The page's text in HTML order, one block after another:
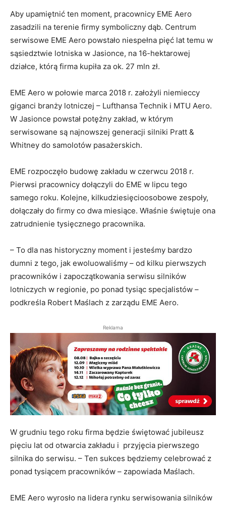
Aby upamiętnić ten moment, pracownicy EME Aero
zasadzili na terenie firmy symboliczny dąb. Centrum
serwisowe EME Aero powstało niespełna pięć lat temu w
sąsiedztwie lotniska w Jasionce, na 16-hektarowej
działce, którą firma kupiła za ok. 27 mln zł.
EME Aero w połowie marca 2018 r. założyli niemieccy
giganci branży lotniczej – Lufthansa Technik i MTU Aero.
W Jasionce powstał potężny zakład, w którym
serwisowane są najnowszej generacji silniki Pratt &
Whitney do samolotów pasażerskich.
EME rozpoczęło budowę zakładu w czerwcu 2018 r.
Pierwsi pracownicy dołączyli do EME w lipcu tego
samego roku. Kolejne, kilkudziesięcioosobowe zespoły,
dołączały do firmy co dwa miesiące. Właśnie świętuje ona
zatrudnienie tysięcznego pracownika.
– To dla nas historyczny moment i jesteśmy bardzo
dumni z tego, jak ewoluowaliśmy – od kilku pierwszych
pracowników i zapoczątkowania serwisu silników
lotniczych w regionie, po ponad tysiąc specjalistów –
podkreśla Robert Maślach z zarządu EME Aero.
Reklama
W grudniu tego roku firma będzie świętować jubileusz
pięciu lat od otwarcia zakładu i przyjęcia pierwszego
silnika do serwisu. – Ten sukces będziemy celebrować z
ponad tysiącem pracowników – zapowiada Maślach.
EME Aero wyrosło na lidera rynku serwisowania silników